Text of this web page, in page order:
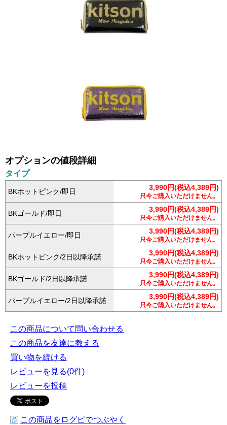
オプションの値段詳細
タイプ
BKホットピンク/即日 3,990円(税込4,389円)
只今ご購入いただけません。
BKゴールド/即日 3,990円(税込4,389円)
只今ご購入いただけません。
パープルイエロー/即日 3,990円(税込4,389円)
只今ご購入いただけません。
BKホットピンク/2日以降承諾 3,990円(税込4,389円)
只今ご購入いただけません。
BKゴールド/2日以降承諾 3,990円(税込4,389円)
只今ご購入いただけません。
パープルイエロー/2日以降承諾 3,990円(税込4,389円)
只今ご購入いただけません。
この商品について問い合わせる
この商品を友達に教える
買い物を続ける
レビューを見る(0件)
レビューを投稿
この商品をログピでつぶやく